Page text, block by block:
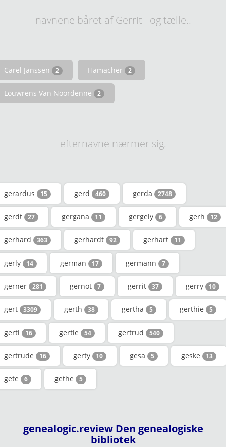
navnene båret af Gerrit og tælle..
Carel Janssen 2 Hamacher 2
Louwrens Van Noordenne 2
efternavne nærmer sig.
gerardus 15 gerd 460 gerda 2748
gerdt 27 gergana 11 gergely 6 gerh 12
gerhard 363 gerhardt 92 gerhart 11
gerly 14 german 17 germann 7
gerner 281 gernot 7 gerrit 37 gerry 10
gert 3309 gerth 38 gertha 5 gerthie 5
gerti 16 gertie 54 gertrud 540
gertrude 16 gerty 10 gesa 5 geske 13
gete 6 gethe 5
genealogic.review Den genealogiske
bibliotek